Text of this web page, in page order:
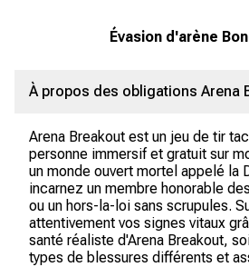
Évasion d'arène
À propos des obligations Arena
Arena Breakout est un jeu de tir
personne immersif et gratuit sur
un monde ouvert mortel appelé la
incarnez un membre honorable
ou un hors-la-loi sans scrupules.
attentivement vos signes vitaux
santé réaliste d'Arena Breakout,
types de blessures différents et